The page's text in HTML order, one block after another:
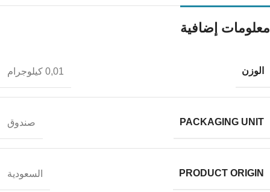
معلومات إضافية
الوزن 0,01 كيلوجرام
PACKAGING UNIT صندوق
PRODUCT ORIGIN السعودية